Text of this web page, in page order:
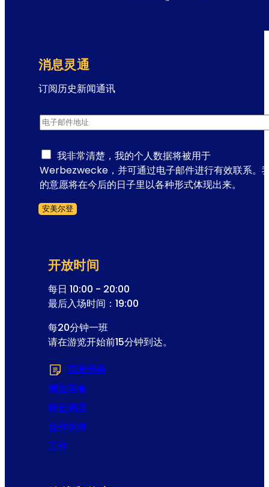
消息灵通
订阅历史新闻通讯
通
讯
册
电
子
件
电子邮件地址
我非常清楚，我的个人数据将被用于
Werbezwecke，并可通过电子邮件进行有效联系。
的意愿将在今后的日子里以各种形式体现出来。
安美尔登
开放时间
每日 10:00 - 20:00
最后入场时间：19:00
每20分钟一班
请在游览开始前15分钟到达。
信息传单
周边美食
附近酒店
合作伙伴
工作